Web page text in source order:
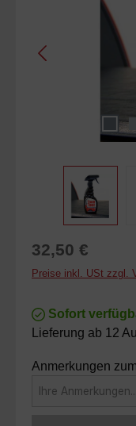
Regulärer Preis:
32,50 €
Preise inkl. USt zzgl.
Sofort
Lieferung ab 12
Anmerkungen